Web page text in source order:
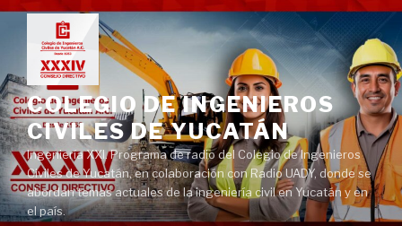
Ir
contenido
COLEGIO DE INGENIEROS
CIVILES DE YUCATÁN
Ingeniería XXI. Programa de radio del Colegio de Ingenieros
Civiles de Yucatán, en colaboración con Radio UADY, donde se
abordan temas actuales de la ingeniería civil en Yucatán y en
el país.